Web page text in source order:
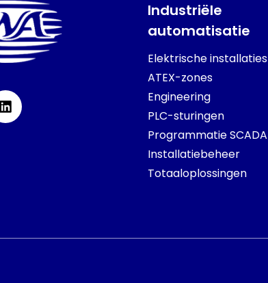
Linkedin
Industriële
automatisatie
Elektrische installaties
ATEX-zones
Engineering
PLC-sturingen
Programmatie SCADA
Installatiebeheer
Totaaloplossingen